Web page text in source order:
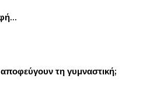
αποφεύγουν τη γυμναστική;